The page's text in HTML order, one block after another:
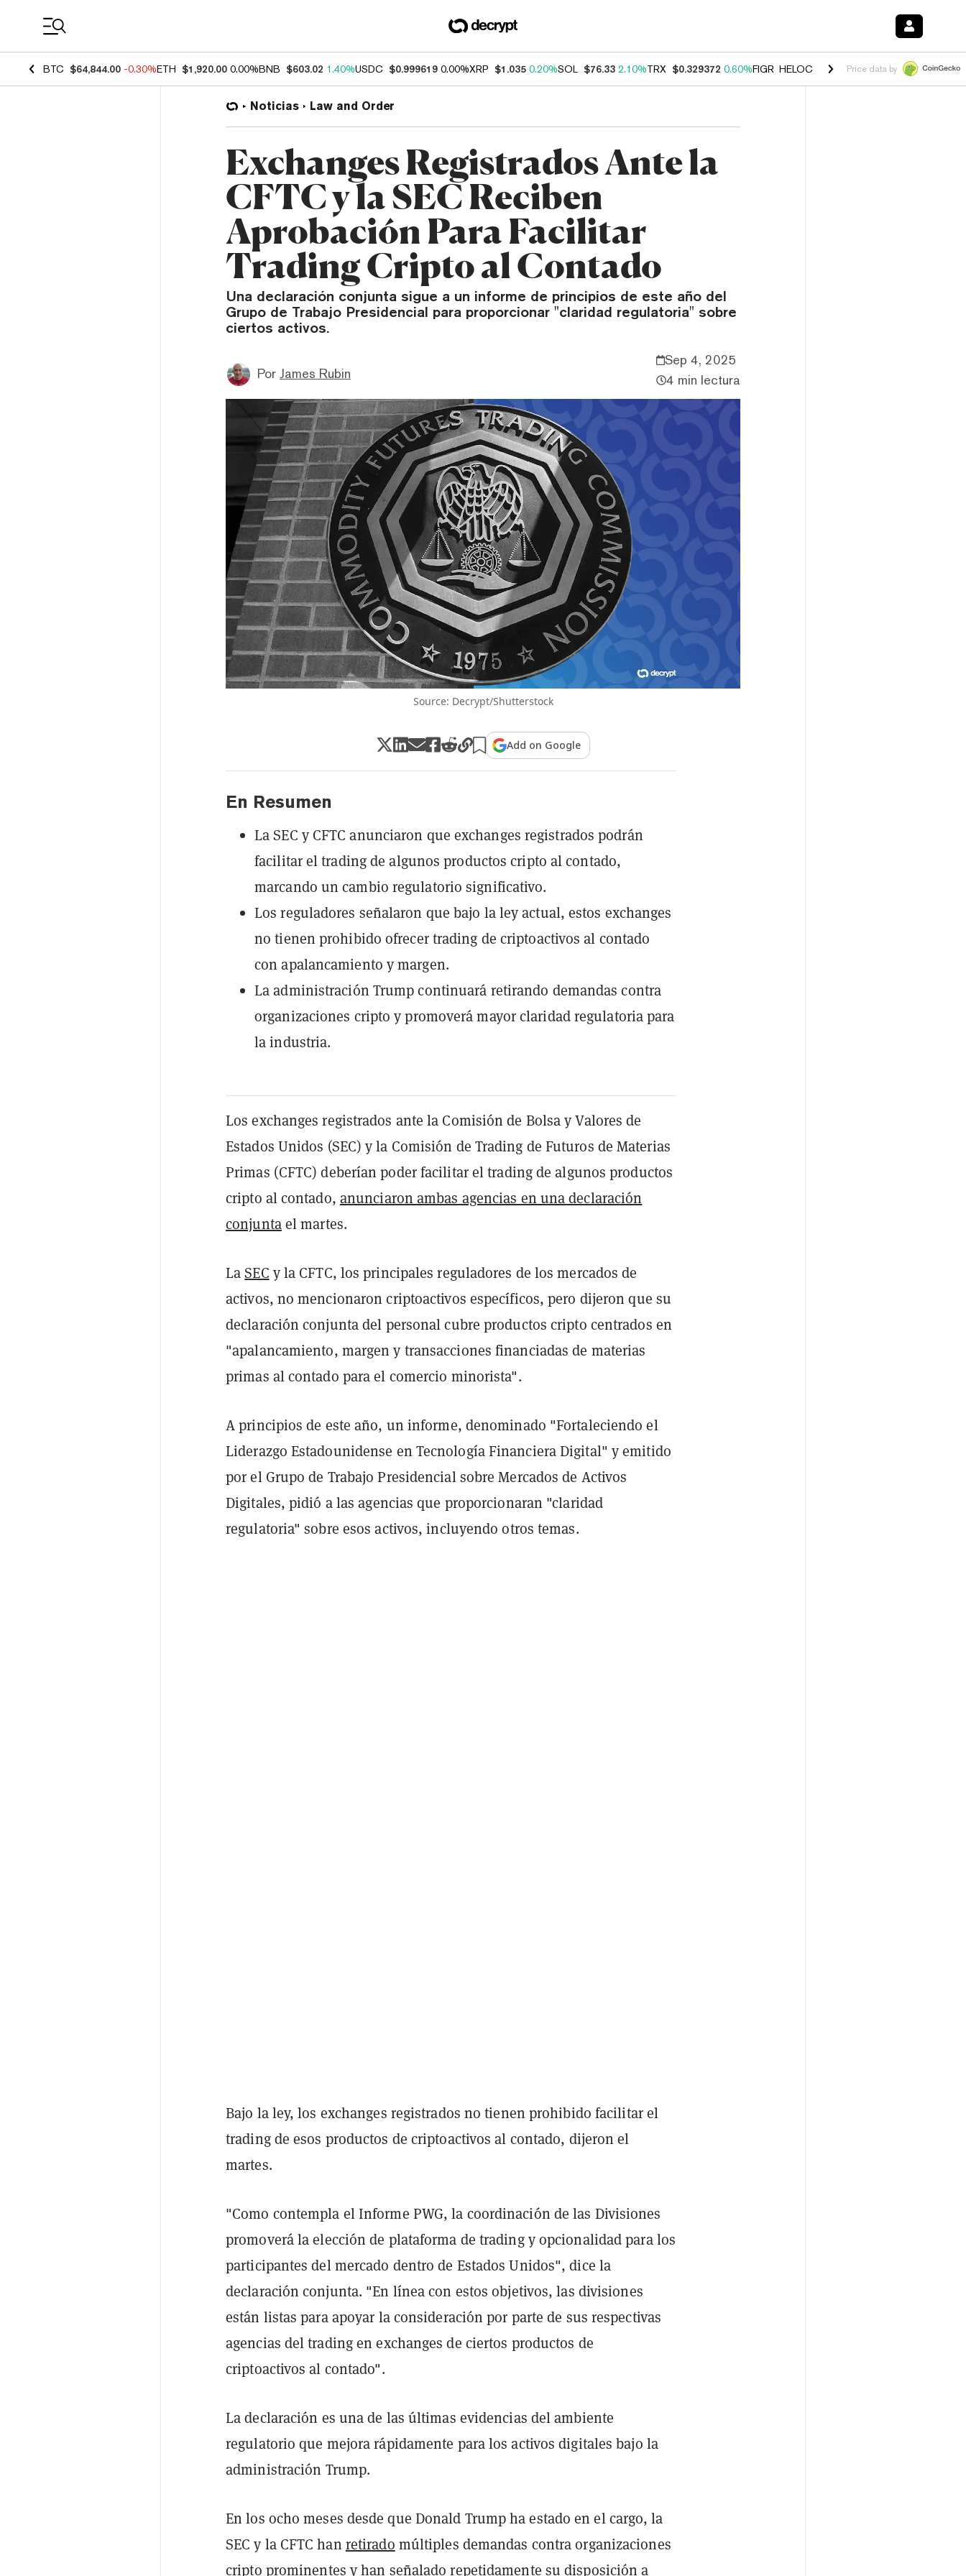
BTC $64,844.00 -0.30%ETH $1,920.00 0.00%BNB $603.02 1.40%USDC $0.999619 0.00%XRP $1.035 0.20%SOL $76.33 2.10%TRX $0.329372 0.60%FIGR_HELOC $1.001 -2.70%HYPE $54.64
Price data by
Noticias Law and Order
Exchanges Registrados Ante la
CFTC y la SEC Reciben
Aprobación Para Facilitar
Trading Cripto al Contado
Una declaración conjunta sigue a un informe de principios de este año del
Grupo de Trabajo Presidencial para proporcionar "claridad regulatoria" sobre
ciertos activos.
Por James Rubin
Sep 4, 2025
4 min lectura
Source: Decrypt/Shutterstock
Add on Google
En Resumen
La SEC y CFTC anunciaron que exchanges registrados podrán
facilitar el trading de algunos productos cripto al contado,
marcando un cambio regulatorio significativo.
Los reguladores señalaron que bajo la ley actual, estos exchanges
no tienen prohibido ofrecer trading de criptoactivos al contado
con apalancamiento y margen.
La administración Trump continuará retirando demandas contra
organizaciones cripto y promoverá mayor claridad regulatoria para
la industria.
Los exchanges registrados ante la Comisión de Bolsa y Valores de
Estados Unidos (SEC) y la Comisión de Trading de Futuros de Materias
Primas (CFTC) deberían poder facilitar el trading de algunos productos
cripto al contado, anunciaron ambas agencias en una declaración
conjuntael martes.
LaSEC y la CFTC, los principales reguladores de los mercados de
activos, no mencionaron criptoactivos específicos, pero dijeron que su
declaración conjunta del personal cubre productos cripto centrados en
"apalancamiento, margen y transacciones financiadas de materias
primas al contado para el comercio minorista".
A principios de este año, un informe, denominado "Fortaleciendo el
Liderazgo Estadounidense en Tecnología Financiera Digital" y emitido
por el Grupo de Trabajo Presidencial sobre Mercados de Activos
Digitales, pidió a las agencias que proporcionaran "claridad
regulatoria" sobre esos activos, incluyendo otros temas.
Bajo la ley, los exchanges registrados no tienen prohibido facilitar el
trading de esos productos de criptoactivos al contado, dijeron el
martes.
"Como contempla el Informe PWG, la coordinación de las Divisiones
promoverá la elección de plataforma de trading y opcionalidad para los
participantes del mercado dentro de Estados Unidos", dice la
declaración conjunta. "En línea con estos objetivos, las divisiones
están listas para apoyar la consideración por parte de sus respectivas
agencias del trading en exchanges de ciertos productos de
criptoactivos al contado".
La declaración es una de las últimas evidencias del ambiente
regulatorio que mejora rápidamente para los activos digitales bajo la
administración Trump.
En los ocho meses desde que Donald Trump ha estado en el cargo, la
SEC y la CFTC han retirado múltiples demandas contra organizaciones
cripto prominentes y han señalado repetidamente su disposición a